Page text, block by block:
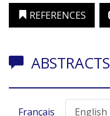
REFERENCES
ABSTRACTS
Français English